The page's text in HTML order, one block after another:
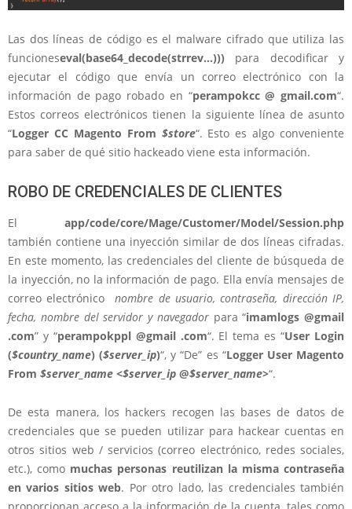
Las dos líneas de código es el malware cifrado que utiliza las
funcioneseval(base64_decode(strrev…))) para decodificar y
ejecutar el código que envía un correo electrónico con la
información de pago robado en “perampokcc @ gmail.com“.
Estos correos electrónicos tienen la siguiente línea de asunto
“Logger CC Magento From $store“. Esto es algo conveniente
para saber de qué sitio hackeado viene esta información.
ROBO DE CREDENCIALES DE CLIENTES
El app/code/core/Mage/Customer/Model/Session.php
también contiene una inyección similar de dos líneas cifradas.
En este momento, las credenciales del cliente de búsqueda de
la inyección, no la información de pago. Ella envía mensajes de
correo electróniconombre de usuario, contraseña, dirección IP,
fecha, nombre del servidor y navegadorpara “imamlogs @gmail
.com” y “perampokppl @gmail .com“. El tema es “User Login
($country_name) ($server_ip)“, y “De” es “Logger User Magento
From $server_name <$server_ip @$server_name>“.
De esta manera, los hackers recogen las bases de datos de
credenciales que se pueden utilizar para hackear cuentas en
otros sitios web / servicios (correo electrónico, redes sociales,
etc.), como muchas personas reutilizan la misma contraseña
en varios sitios web. Por otro lado, las credenciales también